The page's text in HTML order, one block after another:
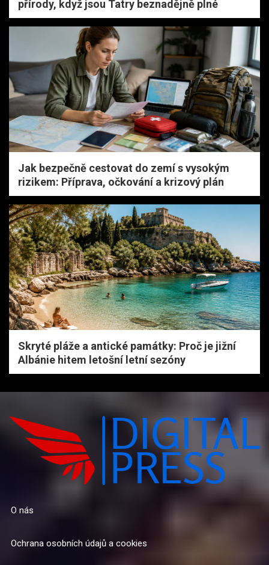
přírody, když jsou Tatry beznadějně plné
Jak bezpečně cestovat do zemí s vysokým
rizikem: Příprava, očkování a krizový plán
Skryté pláže a antické památky: Proč je jižní
Albánie hitem letošní letní sezóny
O nás
Ochrana osobních údajů a cookies